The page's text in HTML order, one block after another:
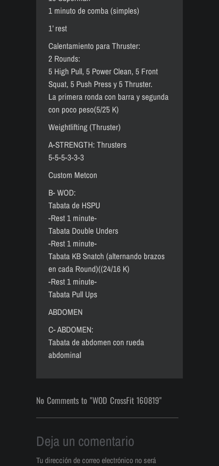
1 minuto de comba (simples)
1’ rest
Calentamiento para Thruster:
2 Rounds:
5 High Pull, 5 Power Clean, 5 Front
Squat, 5 Push Press y 5 Thruster.
La primera ronda con barra y segunda
con poco peso(5/2´5 K)
Weightlifting (Thruster)
A-STRENGTH: Thrusters
5-5-5-3-3-3
Custom Metcon
B- WOD:
Tabata de HSPU
-Rest 1 minute-
Tabata Double Unders
-Rest 1 minute-
Tabata KB Snatch (alternando brazos
en cada Round)((24/16 K)
-Rest 1 minute-
Tabata Pull Ups
ABDOMEN
C- ABDOMEN:
Tabata de abdomen con rueda
abdominal
No Comments to "WOD CrossFit 160819"
Deja un comentario
Tu dirección de correo electrónico no será